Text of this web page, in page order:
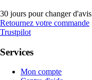
30 jours pour changer d'avis
Retournez votre commande
Trustpilot
Services
Mon compte